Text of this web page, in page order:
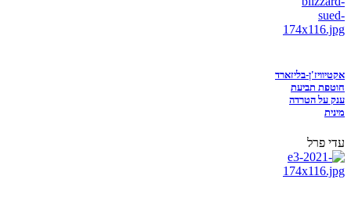
אקטיוויז'ן-בליזארד
חוטפת תביעת
ענק על הטרדה
מינית
עדי פרל